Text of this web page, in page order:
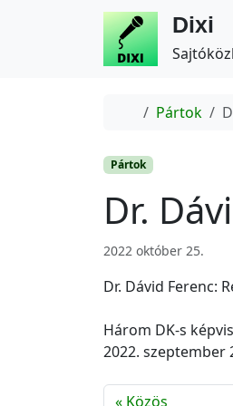
Dixi
Home
Pártok
Pártok
Dr.
2022 október 25.
Dr. Dávid Ferenc:
Három DK-s
2022. szeptember
Közös